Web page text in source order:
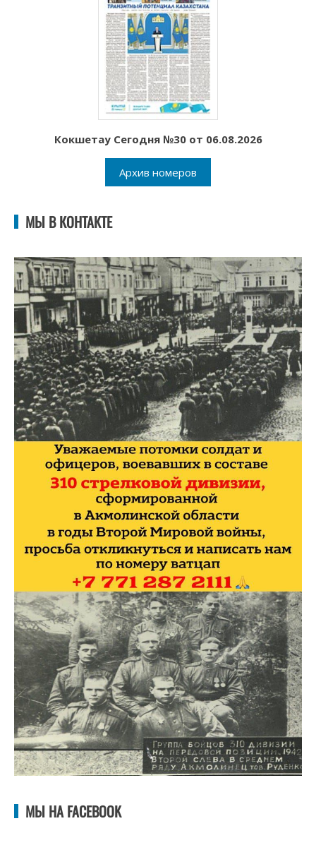
Кокшетау Сегодня №30 от 06.08.2026
Архив номеров
МЫ В КОНТАКТЕ
МЫ НА FACEBOOK